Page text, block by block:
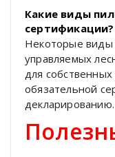
Какие виды
сертификации?
Некоторые виды
управляемых
для
обязательной
декларированию.